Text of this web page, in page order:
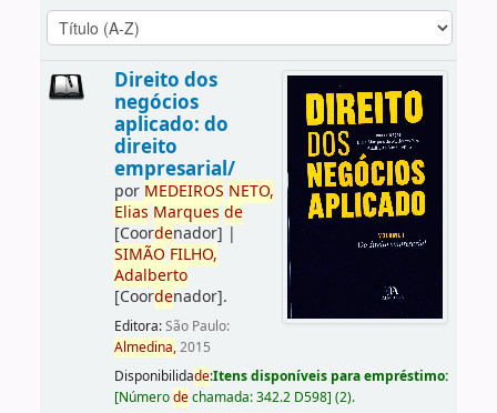
Direito dos
negócios
aplicado: do
direito
empresarial/
por MEDEIROS NETO,
Elias Marques de
[Coordenador] |
SIMÃO FILHO,
Adalberto
[Coordenador].
Editora:São Paulo:
Almedina,2015
Disponibilidade:Itens disponíveis para empréstimo:
[Númerodechamada:342.2 D598] (2).